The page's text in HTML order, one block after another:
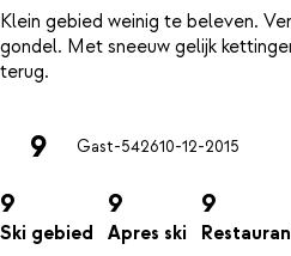
Klein gebied weinig te beleven.
gondel. Met sneeuw gelijk
9 Gast-542610-12-2015
9
Ski gebied
9
Apres ski
9